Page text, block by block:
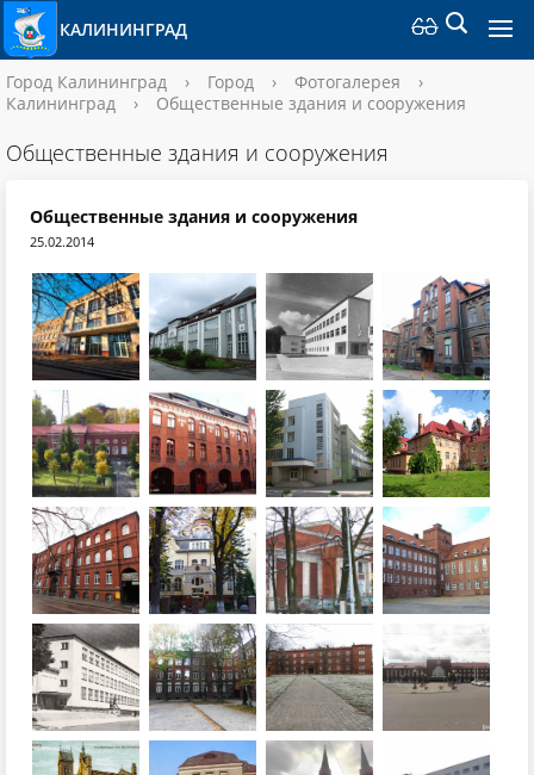
КАЛИНИНГРАД
Город Калининград › Город › Фотогалерея
›
Калининград
› Общественные здания и сооружения
Общественные здания и сооружения
Общественные здания и сооружения
25.02.2014